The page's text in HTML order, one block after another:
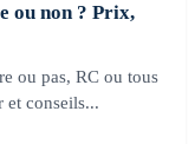
ou non ? Prix,
ou pas, RC ou tous
et conseils...